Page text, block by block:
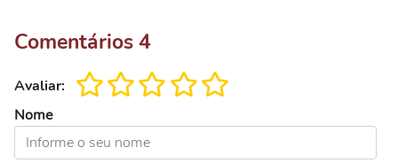
Comentários4
Avaliar:
Nome